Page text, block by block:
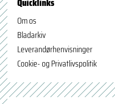
Om os
Bladarkiv
Leverandørhenvisninger
Cookie- og Privatlivspolitik